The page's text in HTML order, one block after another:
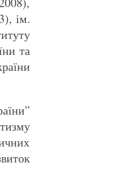
ім.
та